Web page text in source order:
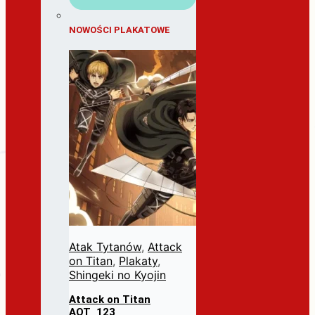
NOWOŚCI PLAKATOWE
Atak Tytanów, Attack
on Titan, Plakaty,
Shingeki no Kyojin
Attack on Titan
AOT_123